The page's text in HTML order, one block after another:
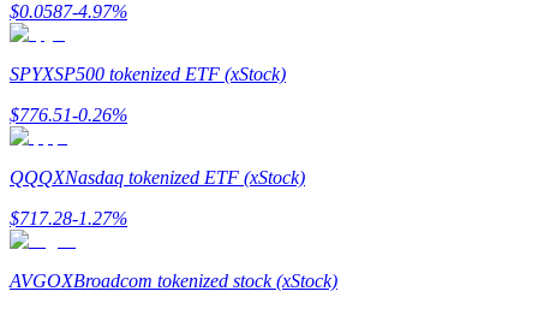
Macht varkentje
Verdien dagelijks competitieve beloningen
$0.0587-4.97%
SPYXSP500 tokenized ETF (xStock)
$776.51-0.26%
QQQXNasdaq tokenized ETF (xStock)
$717.28-1.27%
AVGOXBroadcom tokenized stock (xStock)